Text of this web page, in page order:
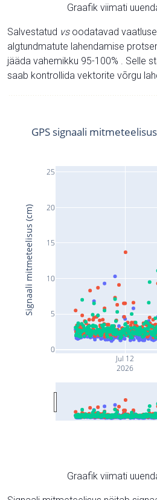
Graafik viimati
Salvestatud vsoodatavad
algtundmatute lahendamise
jääda vahemikku 95-100% . Selle
saab kontrollida vektorite võrgu
Jul 12
2026
0
5
10
15
20
25
GPS signaali mitmeteelisus
Signaali mitmeteelisus (cm)
Graafik viimati